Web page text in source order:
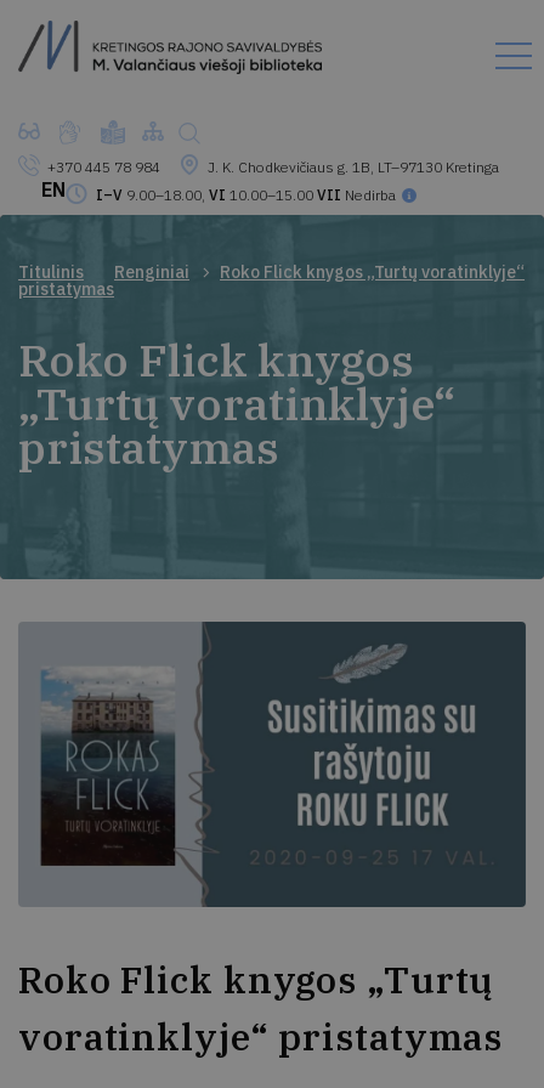
+370 445 78 984
J. K. Chodkevičiaus g. 1B, LT–97130 Kretinga
I–V 9.00–18.00, VI 10.00–15.00 VII Nedirba
EN
Titulinis Renginiai Roko Flick knygos „Turtų voratinklyje“
pristatymas
Roko Flick knygos
„Turtų voratinklyje“
pristatymas
Roko Flick knygos „Turtų
voratinklyje“ pristatymas